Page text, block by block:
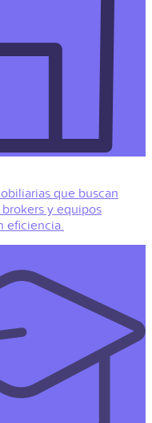
que buscan
y equipos
eficiencia.